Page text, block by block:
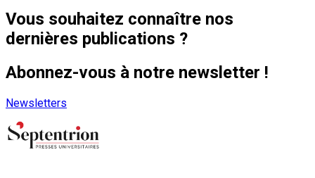
Vous souhaitez connaître nos
dernières publications ?
Abonnez-vous à notre newsletter !
Newsletters